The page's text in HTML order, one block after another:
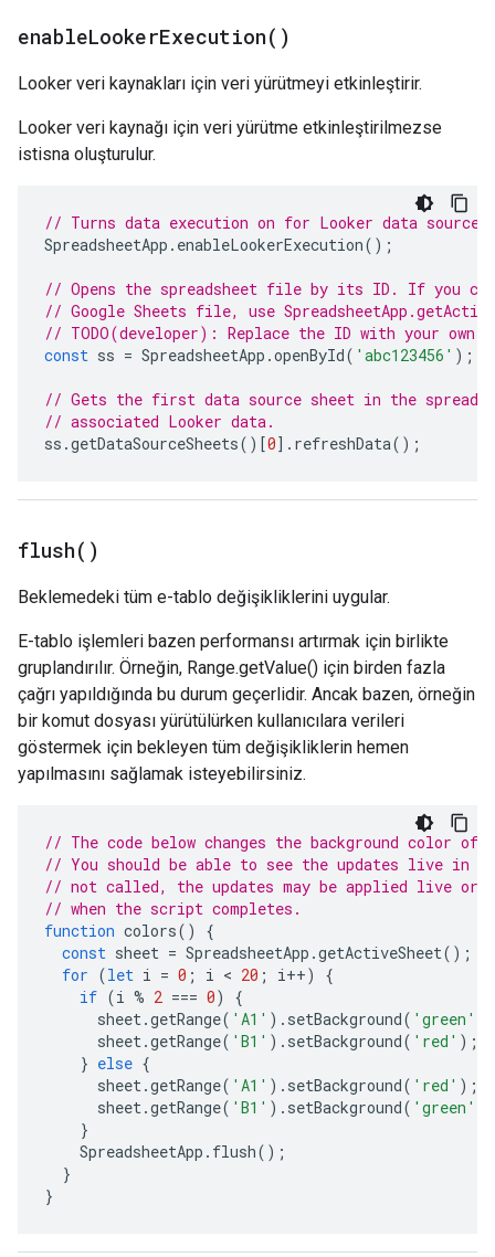
enableLookerExecution( )
Looker veri kaynakları için veri yürütmeyi etkinleştirir.
Looker veri kaynağı için veri yürütme etkinleştirilmezse
istisna oluşturulur.
// Turns data execution on for Looker data
SpreadsheetApp . enableLookerExecution();
// Opens the spreadsheet file by its ID. If you
// Google Sheets file, use
// TODO(developer): Replace the ID with your own.
const ss = SpreadsheetApp .openById( 'abc123456' );
// Gets the first data source sheet in the
// associated Looker data.
ss .getDataSourceSheets()[0]. refreshData();
flush( )
Beklemedeki tüm e-tablo değişikliklerini uygular.
E-tablo işlemleri bazen performansı artırmak için birlikte
gruplandırılır. Örneğin, Range.getValue() için birden fazla
çağrı yapıldığında bu durum geçerlidir. Ancak bazen, örneğin
bir komut dosyası yürütülürken kullanıcılara verileri
göstermek için bekleyen tüm değişikliklerin hemen
yapılmasını sağlamak isteyebilirsiniz.
// The code below changes the background color
// You should be able to see the updates live in
// not called, the updates may be applied live or
// when the script completes.
function colors()
{
const sheet = SpreadsheetApp .getActiveSheet();
for (let i = 0 ; i < 20 ; i++)
{
if (i % 2 === 0)
{
sheet.getRange( 'A1' ). setBackground( 'green'
sheet.getRange( 'B1' ). setBackground( 'red' );
} else {
sheet.getRange( 'A1' ). setBackground( 'red' );
sheet.getRange( 'B1' ). setBackground( 'green'
}
SpreadsheetApp . flush();
}
}